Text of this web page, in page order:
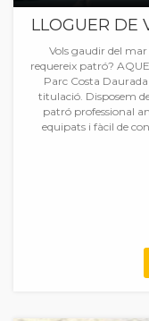
LLOGUER DE
Vols gaudir del
requereix patró?
Parc Costa Daurada
titulació. Disposem
patró professional
equipats i fàcil de